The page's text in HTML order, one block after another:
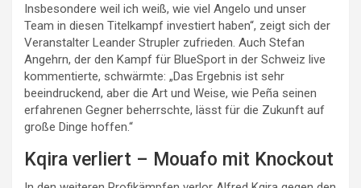
Insbesondere weil ich weiß, wie viel Angelo und unser
Team in diesen Titelkampf investiert haben“, zeigt sich der
Veranstalter Leander Strupler zufrieden. Auch Stefan
Angehrn, der den Kampf für BlueSport in der Schweiz live
kommentierte, schwärmte: „Das Ergebnis ist sehr
beeindruckend, aber die Art und Weise, wie Peña seinen
erfahrenen Gegner beherrschte, lässt für die Zukunft auf
große Dinge hoffen.“
Kqira verliert – Mouafo mit Knockout